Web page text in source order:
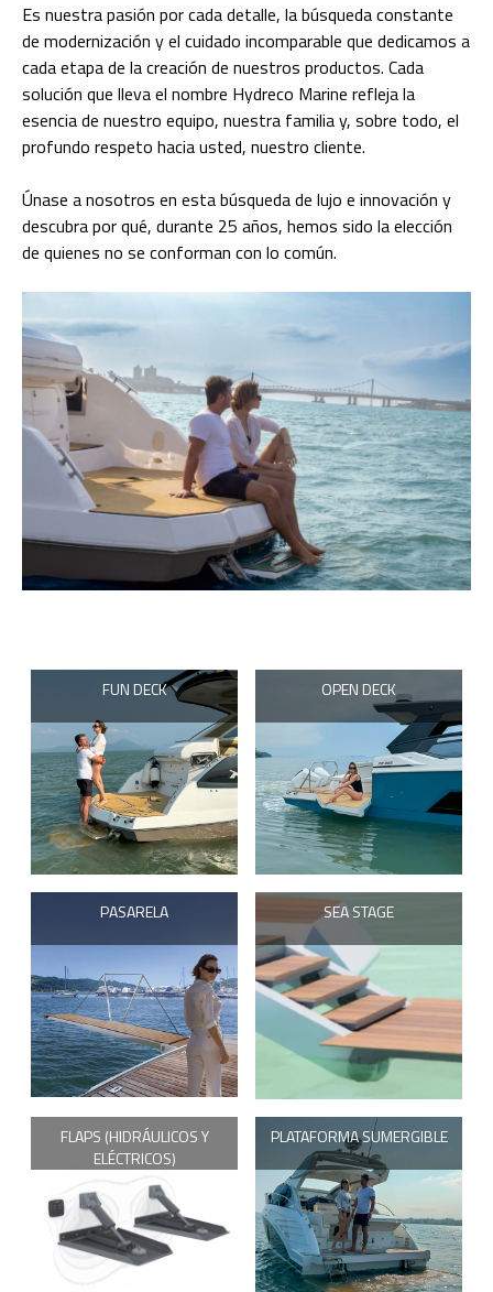
Es nuestra pasión por cada detalle, la búsqueda constante
de modernización y el cuidado incomparable que dedicamos a
cada etapa de la creación de nuestros productos. Cada
solución que lleva el nombre Hydreco Marine refleja la
esencia de nuestro equipo, nuestra familia y, sobre todo, el
profundo respeto hacia usted, nuestro cliente.
Únase a nosotros en esta búsqueda de lujo e innovación y
descubra por qué, durante 25 años, hemos sido la elección
de quienes no se conforman con lo común.
FUN DECK OPEN DECK
PASARELA SEA STAGE
FLAPS (HIDRÁULICOS Y
ELÉCTRICOS)
PLATAFORMA SUMERGIBLE